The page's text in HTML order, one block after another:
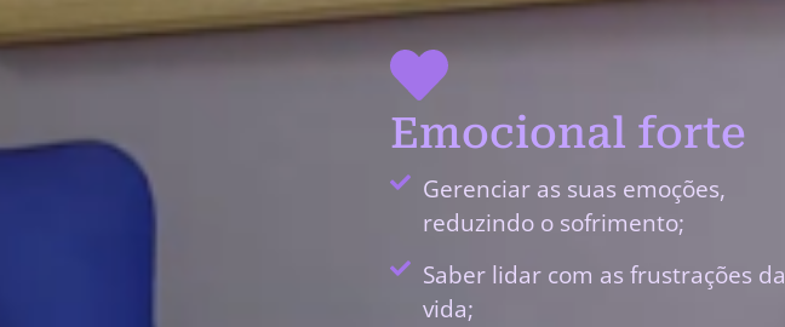
Emocional forte
Gerenciar as suas emoções,
reduzindo o sofrimento;
Saber lidar com as frustrações da
vida;